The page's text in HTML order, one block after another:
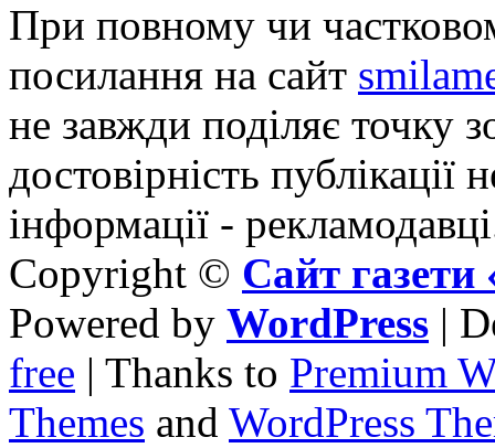
При повному чи
посилання на сайт
не завжди поділяє точку
достовірність публікації
інформації -
Copyright © Сайт
Powered by WordPress |
free | Thanks to Premium
Themes and WordPress